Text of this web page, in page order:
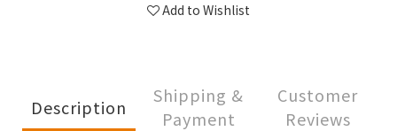
Add to Wishlist
Description
Shipping &
Payment
Customer
Reviews